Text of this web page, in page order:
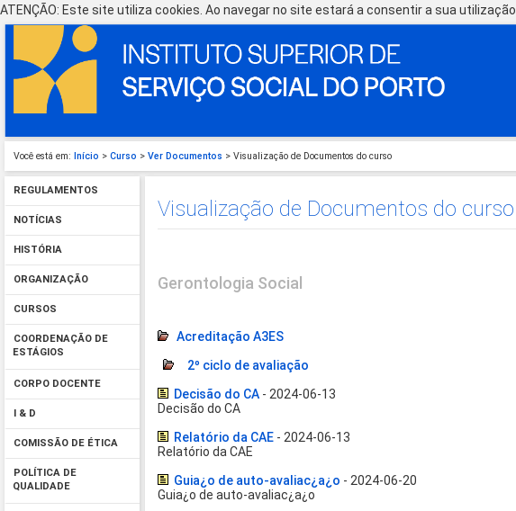
ATENÇÃO: Este site utiliza cookies. Ao navegar no site estará a consentir a sua utilização.
Você está em: Início > Curso > Ver Documentos > Visualização de Documentos do curso
REGULAMENTOS
NOTÍCIAS
HISTÓRIA
ORGANIZAÇÃO
CURSOS
COORDENAÇÃO DE
ESTÁGIOS
CORPO DOCENTE
I & D
COMISSÃO DE ÉTICA
POLÍTICA DE
QUALIDADE
Visualização de Documentos do curso
Gerontologia Social
Acreditação A3ES
2º ciclo de avaliação
Decisão do CA - 2024-06-13
Decisão do CA
Relatório da CAE - 2024-06-13
Relatório da CAE
Guia¿o de auto-avaliac¿a¿o - 2024-06-20
Guia¿o de auto-avaliac¿a¿o